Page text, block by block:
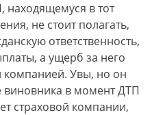
в тот
не стоит полагать,
ответственность,
а ущерб за него
компанией. Увы, но он
виновника в момент ДТП
страховой компании,